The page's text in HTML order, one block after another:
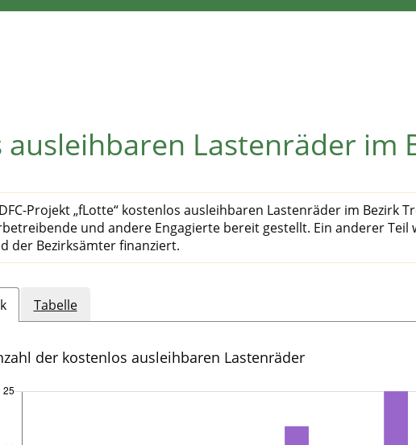
Lastenräder im
Projekt „fLotte“ kostenlos ausleihbaren Lastenräder im Bezirk
und andere Engagierte bereit gestellt. Ein anderer Teil
der Bezirksämter finanziert.
Tabelle
der kostenlos ausleihbaren Lastenräder